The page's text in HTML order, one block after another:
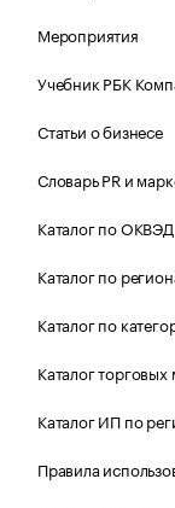
Мероприятия
Учебник РБК
Статьи о бизнесе
Словарь PR и
Каталог по ОКВЭД
Каталог по
Каталог по
Каталог торговых
Каталог ИП по
Правила